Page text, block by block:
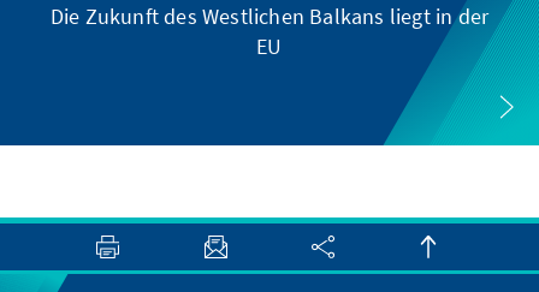
Die Zukunft des Westlichen Balkans liegt in der
EU